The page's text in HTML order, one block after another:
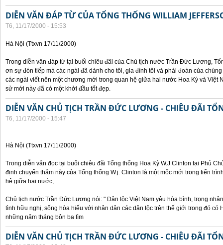
DIỄN VĂN ĐÁP TỪ CỦA TỔNG THỐNG WILLIAM
T6, 11/17/2000 - 15:53
Hà Nội (Ttxvn 17/11/2000)
Trong diễn văn đáp từ tại buổi chiêu đãi của Chủ tịch nước Trần Đức Lương,
ơn sự đón tiếp mà các ngài đã dành cho tôi, gia đình tôi và phái đoàn của
các ngài viết nên một chương mới trong quan hệ giữa hai nước Hoa Kỳ và Việt
sử mới này đã có một khởi đầu tốt đẹp.
DIỄN VĂN CHỦ TỊCH TRẦN ĐỨC LƯƠNG - CHIÊU ĐÃI
T6, 11/17/2000 - 15:47
Hà Nội (Ttxvn 17/11/2000)
Trong diễn văn đọc tại buổi chiêu đãi Tổng thống Hoa Kỳ W.J Clinton tại Phủ
định chuyến thăm này của Tổng thống W.j. Clinton là một mốc mới trong tiến
hệ giữa hai nước,
Chủ tịch nước Trần Đức Lương nói: " Dân tộc Việt Nam yêu hòa bình, trọng
tình hữu nghị, sống hòa hiếu với nhân dân các dân tộc trên thế giới trong đó có
những năm tháng bôn ba tìm
DIỄN VĂN CHỦ TỊCH TRẦN ĐỨC LƯƠNG - CHIÊU ĐÃI